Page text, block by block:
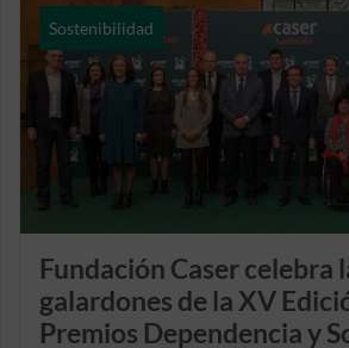
Sostenibilidad
Fundación Caser celebra
galardones de la XV
Premios Dependencia y